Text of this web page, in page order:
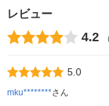
レビュー
4.2
5.0
mku********さん